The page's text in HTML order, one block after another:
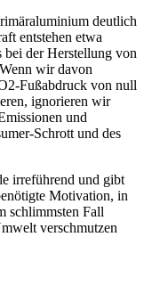
deutlich
entstehen etwa
der Herstellung von
wir davon
Fußabdruck von null
ignorieren wir
und
Schrott und des
irreführend und gibt
Motivation, in
schlimmsten Fall
verschmutzen